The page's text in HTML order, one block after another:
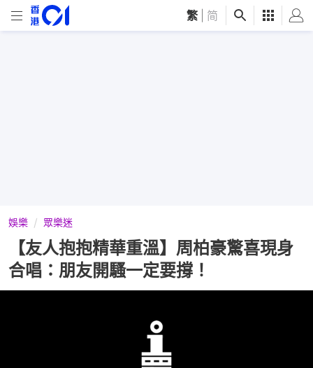
繁 简
娛樂 眾樂迷
【友人抱抱精華重溫】周柏豪驚喜現身
合唱：朋友開騷一定要撐！